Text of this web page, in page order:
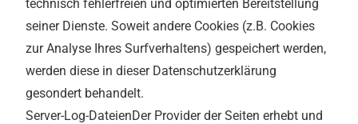
technisch fehlerfreien und optimierten Bereitstellung
seiner Dienste. Soweit andere Cookies (z.B. Cookies
zur Analyse Ihres Surfverhaltens) gespeichert werden,
werden diese in dieser Datenschutzerklärung
gesondert behandelt.
Server-Log-DateienDer Provider der Seiten erhebt und